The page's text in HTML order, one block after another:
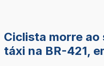
Ciclista morre
táxi na BR-421,